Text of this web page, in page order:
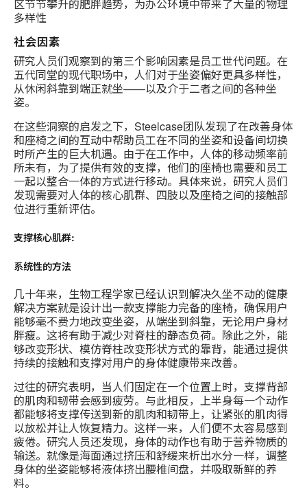
区节节攀升的肥胖趋势，为办公环境中带来了大量的物理
多样性
社会因素
研究人员们观察到的第三个影响因素是员工世代问题。在
五代同堂的现代职场中，人们对于坐姿偏好更具多样性，
从休闲斜靠到端正就坐——以及介于二者之间的各种坐
姿。
在这些洞察的启发之下，Steelcase团队发现了在改善身体
和座椅之间的互动中帮助员工在不同的坐姿和设备间切换
时所产生的巨大机遇。由于在工作中，人体的移动频率前
所未有，为了提供有效的支撑，他们的座椅也需要和员工
一起以整合一体的方式进行移动。具体来说，研究人员们
发现需要对人体的核心肌群、四肢以及座椅之间的接触部
位进行重新评估。
支撑核心肌群:
系统性的方法
几十年来，生物工程学家已经认识到解决久坐不动的健康
解决方案就是设计出一款支撑能力完备的座椅，确保用户
能够毫不费力地改变坐姿，从端坐到斜靠，无论用户身材
胖瘦。这将有助于减少对脊柱的静态负荷。除此之外，能
够改变形状、模仿脊柱改变形状方式的靠背，能通过提供
持续的接触和支撑对用户的身体健康带来改善。
过往的研究表明，当人们固定在一个位置上时，支撑背部
的肌肉和韧带会感到疲劳。与此相反，上半身每一个动作
都能够将支撑传送到新的肌肉和韧带上，让紧张的肌肉得
以放松并让人恢复精力。这样一来，人们便不太容易感到
疲倦。研究人员还发现，身体的动作也有助于营养物质的
输送。就像是海面通过挤压和舒缓来析出水分一样，调整
身体的坐姿能够将液体挤出腰椎间盘，并吸取新鲜的养
料。